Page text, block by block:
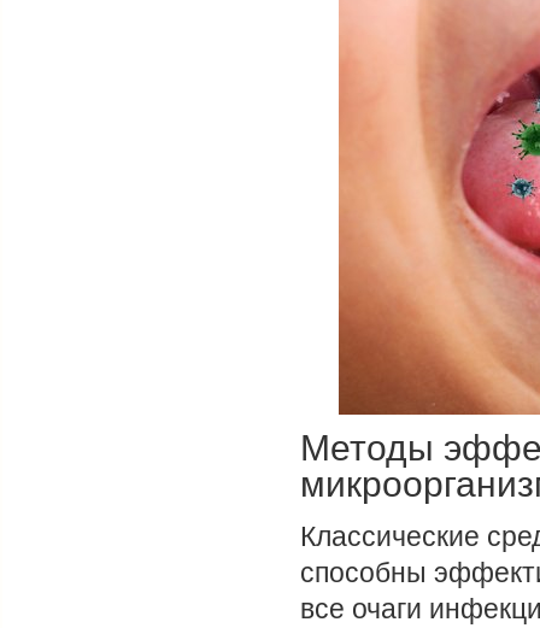
Методы
Классические
способны
все очаги